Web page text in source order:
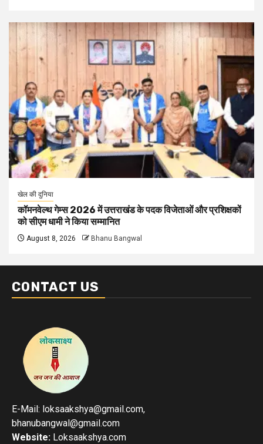
खेल की दुनिया
कॉमनवेल्थ गेम्स 2026 में उत्तराखंड के पदक विजेताओं और प्रशिक्षकों
को सीएम धामी ने किया सम्मानित
August 8, 2026 Bhanu Bangwal
CONTACT US
E-Mail: loksaakshya@gmail.com,
bhanubangwal@gmail.com
Website: Loksaakshya.com